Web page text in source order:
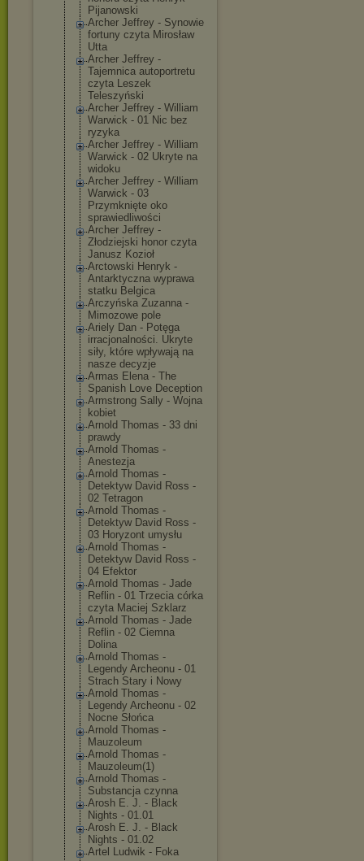
Pijanowski
Archer Jeffrey - Synowie
fortuny czyta Mirosław
Utta
Archer Jeffrey -
Tajemnica autoportretu
czyta Leszek
Teleszyński
Archer Jeffrey - William
Warwick - 01 Nic bez
ryzyka
Archer Jeffrey - William
Warwick - 02 Ukryte na
widoku
Archer Jeffrey - William
Warwick - 03
Przymknięte oko
sprawiedliwości
Archer Jeffrey -
Złodziejski honor czyta
Janusz Kozioł
Arctowski Henryk -
Antarktyczna wyprawa
statku Belgica
Arczyńska Zuzanna -
Mimozowe pole
Ariely Dan - Potęga
irracjonalności. Ukryte
siły, które wpływają na
nasze decyzje
Armas Elena - The
Spanish Love Deception
Armstrong Sally - Wojna
kobiet
Arnold Thomas - 33 dni
prawdy
Arnold Thomas -
Anestezja
Arnold Thomas -
Detektyw David Ross -
02 Tetragon
Arnold Thomas -
Detektyw David Ross -
03 Horyzont umysłu
Arnold Thomas -
Detektyw David Ross -
04 Efektor
Arnold Thomas - Jade
Reflin - 01 Trzecia córka
czyta Maciej Szklarz
Arnold Thomas - Jade
Reflin - 02 Ciemna
Dolina
Arnold Thomas -
Legendy Archeonu - 01
Strach Stary i Nowy
Arnold Thomas -
Legendy Archeonu - 02
Nocne Słońca
Arnold Thomas -
Mauzoleum
Arnold Thomas -
Mauzoleum(1)
Arnold Thomas -
Substancja czynna
Arosh E. J. - Black
Nights - 01.01
Arosh E. J. - Black
Nights - 01.02
Artel Ludwik - Foka